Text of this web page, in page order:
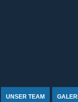
UNSER TEAM